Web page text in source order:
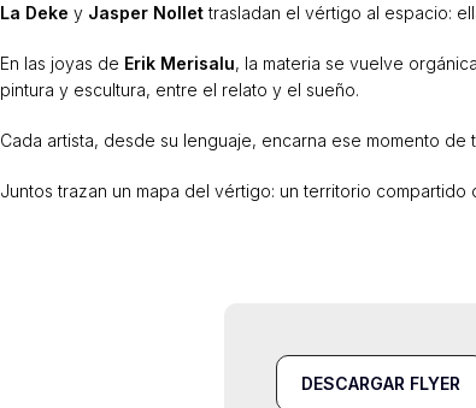
La Deke y Jasper Nollettrasladan el vértigo al espacio:
En las joyas de Erik Merisalu, la materia se vuelve
pintura y escultura, entre el relato y el sueño.
Cada artista, desde su lenguaje, encarna ese momento
Juntos trazan un mapa del vértigo: un territorio compartido
DESCARGAR FLYER